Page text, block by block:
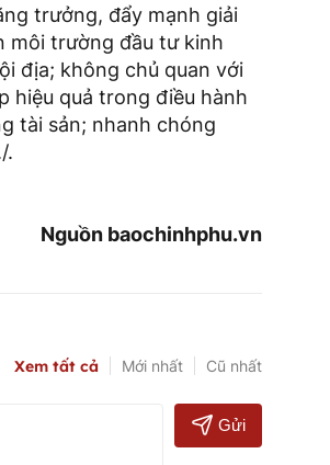
trưởng, đẩy mạnh giải
môi trường đầu tư kinh
địa; không chủ quan với
hiệu quả trong điều hành
tài sản; nhanh chóng
.
Nguồn baochinhphu.vn
Xem tất cả Mới nhất Cũ nhất
Gửi